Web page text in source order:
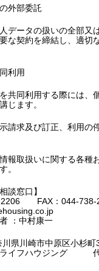
外部委託
データの扱いの全部又
な契約を締結し、適切
利用
共同利用する際には、
じます。
請求及び訂正、利用の
報取扱いに関する各種
。
相談窓口】
2206 FAX：044-
：中村康一
県川崎市中原区小杉町
イフハウジング 代